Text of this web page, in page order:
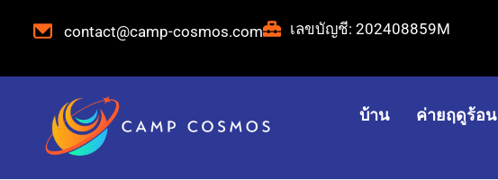
เนื้อหา
contact@camp-cosmos.com เลขบัญชี: 202408859M
บ้าน ค่ายฤดูร้อน
นำทาง